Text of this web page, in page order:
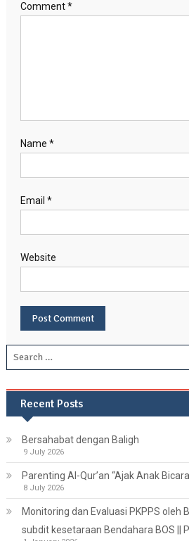
Comment*
Name *
Email *
Website
Recent Posts
Bersahabat dengan Baligh
9 July 2026
Parenting Al-Qur’an “Ajak Anak
8 July 2026
Monitoring dan Evaluasi PKPPS oleh
subdit kesetaraan Bendahara BOS ||